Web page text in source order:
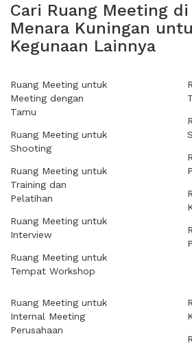
Cari Ruang Meeting di
Menara Kuningan
Kegunaan Lainnya
Ruang Meeting untuk
Meeting dengan
Tamu
Ruang Meeting untuk
Shooting
Ruang Meeting untuk
Training dan
Pelatihan
Ruang Meeting untuk
Interview
Ruang Meeting untuk
Tempat Workshop
Ruang Meeting untuk
Internal Meeting
Perusahaan